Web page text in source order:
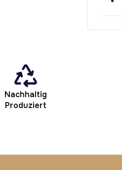
Nachhaltig
Produziert